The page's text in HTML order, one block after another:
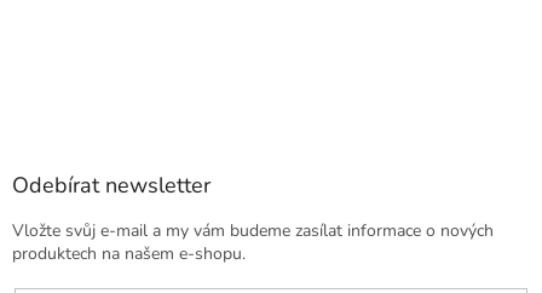
Odebírat newsletter
Vložte svůj e-mail a my vám budeme zasílat informace o nových
produktech na našem e-shopu.